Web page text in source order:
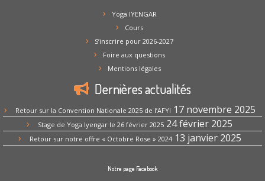
Yoga IYENGAR
Cours
S’inscrire pour 2026-2027
Foire aux questions
Mentions légales
Dernières actualités
Retour sur la Convention Nationale 2025 de l’AFYI 17 novembre 2025
Stage de Yoga Iyengar le 26 février 2025 24 février 2025
Retour sur notre offre « Octobre Rose » 2024 13 janvier 2025
Notre page Facebook